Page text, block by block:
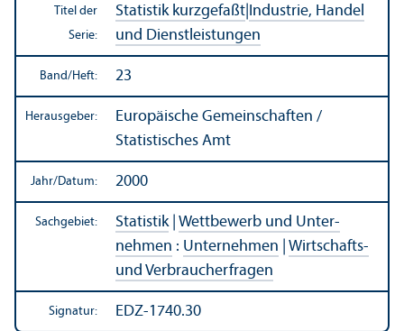
Titel der
Serie:
Statistik kurzgefaßt Industrie, Handel
und Dienstleistungen
Band/Heft: 23
Herausgeber:
Europäische Gemeinschaften /
Statistisches Amt
Jahr/Datum: 2000
Sachgebiet: Statistik| Wettbewerb und Unter­
nehmen : Unter­nehmen
Wirtschafts-
und Verbraucherfragen
Signatur: EDZ-1740.30